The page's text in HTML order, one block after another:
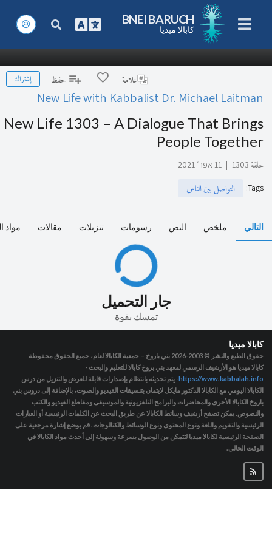
BNEI BARUCH
كابالا ميديا
علامة حفظ إشتراك
New Life with Kabbalist Dr. Michael Laitman
New Life 1303 – A Dialogue That Brings
People Together
حلقة 1303 | 11 אפר׳ 2021
Tags
: التواصل بين الناس
التالي ملخص النص رسومات تنزيلات مقالات مواد
جار التحميل
تمسك بقوة
كابالا ميديا
حقوق الطبع والنشر © 2003-2026
بني باروخ – جمعية الكابالا لعام، جميع الحقوق محفوظة
كابالا ميديا هو الأرشيف الرسمي لمعهد بني بروخ كابالا للتعليم والبحث -
https://www.kabbalah.info- يتم تحديثه بانتظام بإصدارات قابلة للعرض والتنزيل من درس
الكابالا اليومي مع الكابالا الدكتور مايكل لايتمان بتنسيقات الفيديو والصوت، بالإضافة إلى دروس بني
باروخ الكابالا الأخرى والمحاضرات والبرامج التلفزيونية والموسيقى ومقاطع الفيديو والكتب
والنصوص. يمكن تصفح أرشيف وسائط الكابالا عن طريق البحث عن الكلمات الرئيسية أو العبارات
الرئيسية والتقويم واللغة ونوع المحتوى ونوع الوسائط والكتالوجات. قم بوضع إشارة مرجعية على
الصفحة الرئيسية لكابالا ميديا لتتمكن من الوصول بسرعة وسهولة إلى أحدث مواد الكابالا في
الوقت الحالي.